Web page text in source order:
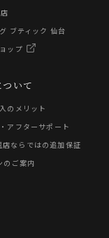
いて
のメリット
アフターサポート
ならではの追加保証
のご案内
ブティック 仙台
ップ